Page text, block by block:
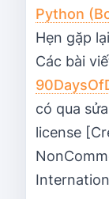
Python
Hẹn gặp
Các bài
có qua
license